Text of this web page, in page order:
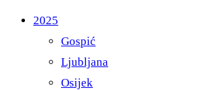
2025
Gospić
Ljubljana
Osijek